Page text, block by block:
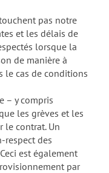
pas notre
et les délais de
lorsque la
de manière à
le cas de conditions
– y compris
les grèves et les
le contrat. Un
respect des
est également
par